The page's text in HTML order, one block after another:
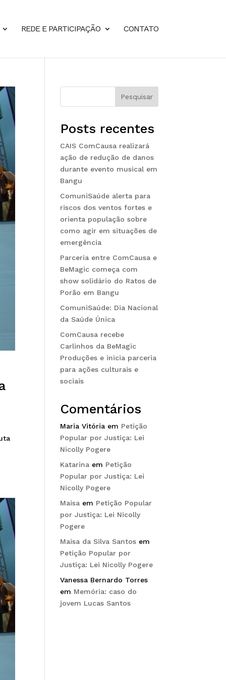
REDE E PARTICIPAÇÃO CONTATO
Pesquisar
Posts recentes
CAIS ComCausa realizará
ação de redução de danos
durante evento musical em
Bangu
ComuniSaúde alerta para
riscos dos ventos fortes e
orienta população sobre
como agir em situações de
emergência
Parceria entre ComCausa e
BeMagic começa com
show solidário do Ratos de
Porão em Bangu
ComuniSaúde: Dia Nacional
da Saúde Única
ComCausa recebe
Carlinhos da BeMagic
Produções e inicia parceria
para ações culturais e
sociais
Comentários
Maria Vitória em Petição
Popular por Justiça: Lei
Nicolly Pogere
Katarina em Petição
Popular por Justiça: Lei
Nicolly Pogere
Maisa em Petição Popular
por Justiça: Lei Nicolly
Pogere
Maisa da Silva Santos em
Petição Popular por
Justiça: Lei Nicolly Pogere
Vanessa Bernardo Torres
em Memória: caso do
jovem Lucas Santos